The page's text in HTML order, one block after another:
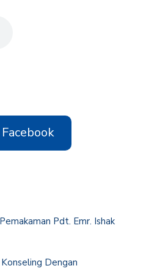
Pdt. Emr. Ishak
Dengan